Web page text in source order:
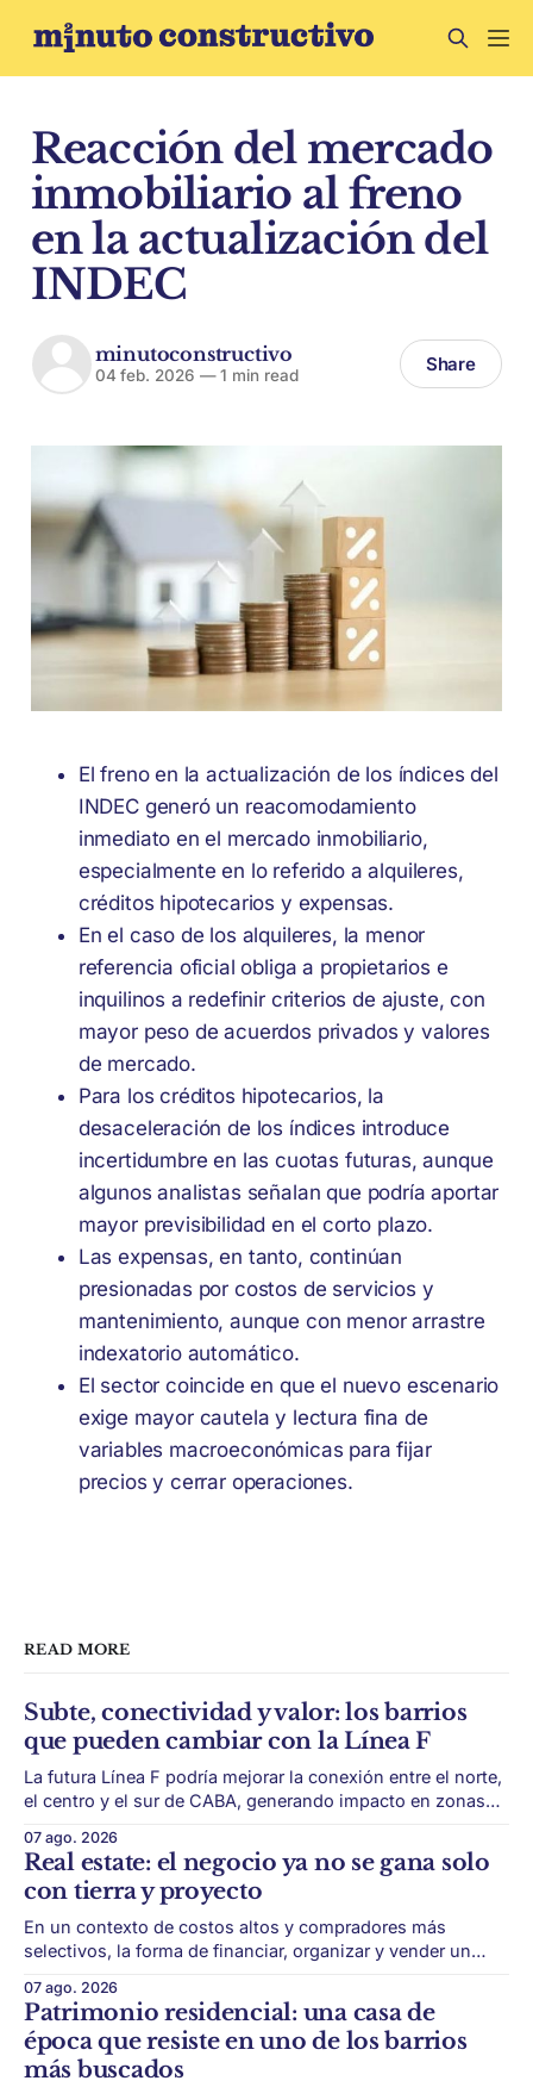
Reacción del mercado
inmobiliario al freno
en la actualización del
INDEC
minutoconstructivo
04 feb. 2026 —1 min read Share
El freno en la actualización de los índices del
INDEC generó un reacomodamiento
inmediato en el mercado inmobiliario,
especialmente en lo referido a alquileres,
créditos hipotecarios y expensas.
En el caso de los alquileres, la menor
referencia oficial obliga a propietarios e
inquilinos a redefinir criterios de ajuste, con
mayor peso de acuerdos privados y valores
de mercado.
Para los créditos hipotecarios, la
desaceleración de los índices introduce
incertidumbre en las cuotas futuras, aunque
algunos analistas señalan que podría aportar
mayor previsibilidad en el corto plazo.
Las expensas, en tanto, continúan
presionadas por costos de servicios y
mantenimiento, aunque con menor arrastre
indexatorio automático.
El sector coincide en que el nuevo escenario
exige mayor cautela y lectura fina de
variables macroeconómicas para fijar
precios y cerrar operaciones.
READ MORE
Subte, conectividad y valor: los barrios
que pueden cambiar con la Línea F
La futura Línea F podría mejorar la conexión entre el norte,
el centro y el sur de CABA, generando impacto en zonas
transporte puede cambiar el mapa inmobiliario de una
ciudad. La futura Línea F del subte busca mejorar la
conexión
07 ago. 2026
Real estate: el negocio ya no se gana solo
con tierra y proyecto
En un contexto de costos altos y compradores más
selectivos, la forma de financiar, organizar y vender un
éxito de un desarrollo inmobiliario ya no depende solo de
conseguir un buen terreno. En un mercado más exigente,
la estructura financiera, legal
07 ago. 2026
Patrimonio residencial: una casa de
época que resiste en uno de los barrios
más buscados